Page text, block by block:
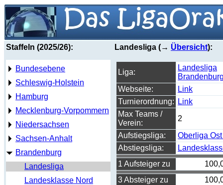
Staffeln (2025/26):
Bundesebene
Schleswig-Holstein
Hamburg
Mecklenburg-Vorpommern
Niedersachsen
Sachsen-Anhalt
Brandenburg
Landesliga
Landesklasse Nord
Landesliga (→ Übersicht):
Liga:
Landesliga
Webseite:
Link
Turnierordnung:
Link
Max Teams /
Verein:
2
Aufstiegsliga:
Oberliga
Abstiegsliga:
1 Aufsteiger zu
3 Absteiger zu